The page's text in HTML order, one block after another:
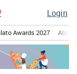
Login
Awards 2027